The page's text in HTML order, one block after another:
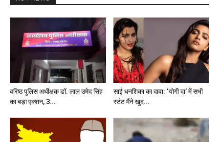
वरिष्ठ पुलिस अधीक्षक डॉ. लाल उमेद सिंह
का बड़ा एक्शन, 3...
साई धनशिका का दावा: ‘योगी दा’ में सभी
स्टंट मैंने खुद...